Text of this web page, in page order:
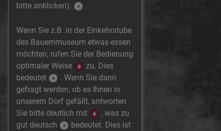
bitte anklicken):
Wenn Sie z.B. in der Einkehrstube
des Bauernmuseum etwas essen
möchten, rufen Sie der Bedienung
optimaler Weise
zu. Dies
bedeutet
. Wenn Sie dann
gefragt werden, ob es Ihnen in
unserem Dorf gefällt, antworten
Sie bitte deutlich mit
, was zu
gut deutsch
bedeutet. Dies ist